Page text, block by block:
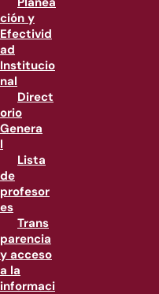
ción y
Efectivid
ad
Institucio
nal
Direct
orio
Genera
l
Lista
de
profesor
es
Trans
parencia
y acceso
a la
informaci